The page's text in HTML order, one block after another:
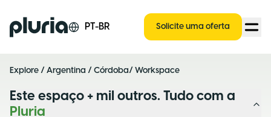
Logo Pluria PT-BR Solicite uma oferta
Explore / Argentina / Córdoba/ Workspace
Este espaço + mil outros. Tudo com a
Pluria